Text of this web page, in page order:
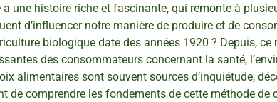
a une histoire riche et fascinante, qui remonte à
d’influencer notre manière de produire et de
biologique date des années 1920 ? Depuis,
des consommateurs concernant la santé,
alimentaires sont souvent sources d’inquiétude,
de comprendre les fondements de cette méthode de